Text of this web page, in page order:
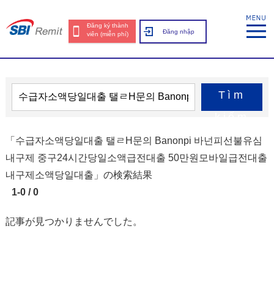
Đăng ký thành
viên (miễn phí)
Đăng nhập
Tìm
「수급자소액당일대출 탤ㄹH문의 Banonpi 바넌피선불유심
내구제 중구24시간당일소액급전대출 50만원모바일급전대출
내구제소액당일대출」の検索結果
1-0 / 0
記事が見つかりませんでした。